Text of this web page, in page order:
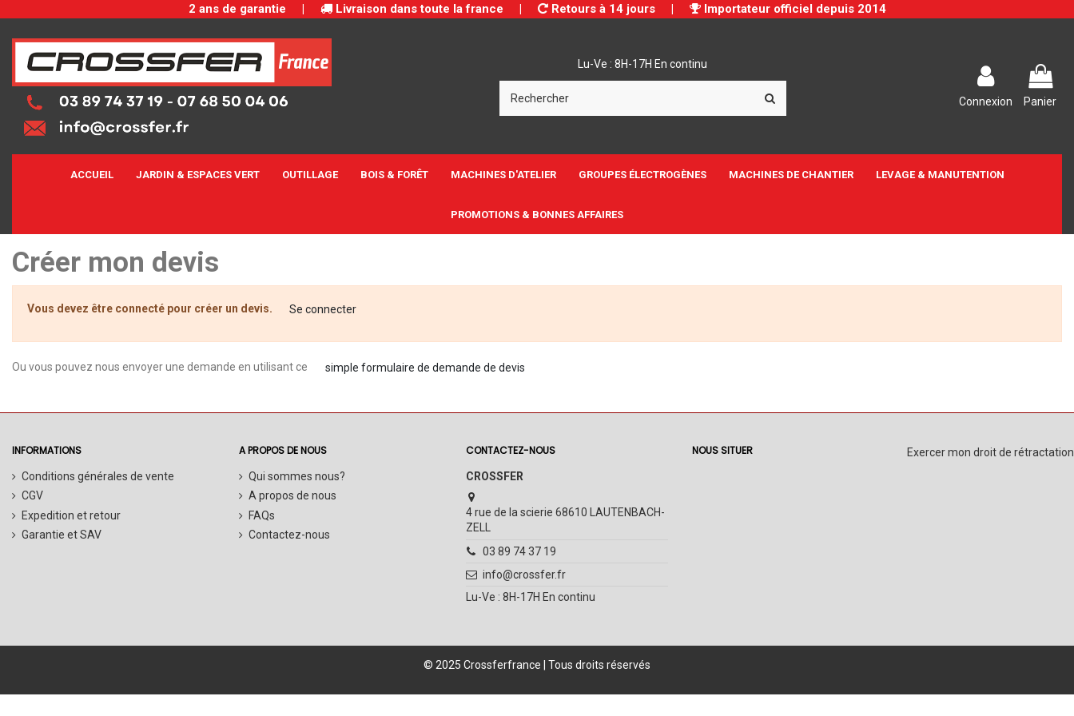
2 ans de garantie | Livraison dans toute la france | Retours à 14 jours | Importateur officiel depuis 2014
Lu-Ve : 8H-17H En continu
Connexion Panier
ACCUEIL JARDIN & ESPACES VERT OUTILLAGE BOIS & FORÊT MACHINES D'ATELIER GROUPES ÉLECTROGÈNES MACHINES DE CHANTIER LEVAGE & MANUTENTION
PROMOTIONS & BONNES AFFAIRES
Créer mon devis
Vous devez être connecté pour créer un devis. Se connecter
Ou vous pouvez nous envoyer une demande en utilisant ce simple formulaire de demande de devis
INFORMATIONS
Conditions générales de vente
CGV
Expedition et retour
Garantie et SAV
A PROPOS DE NOUS
Qui sommes nous?
A propos de nous
FAQs
Contactez-nous
CONTACTEZ-NOUS
CROSSFER
4 rue de la scierie 68610 LAUTENBACH-
ZELL
03 89 74 37 19
info@crossfer.fr
Lu-Ve : 8H-17H En continu
NOUS SITUER Exercer mon droit de rétractation
© 2025 Crossferfrance | Tous droits réservés